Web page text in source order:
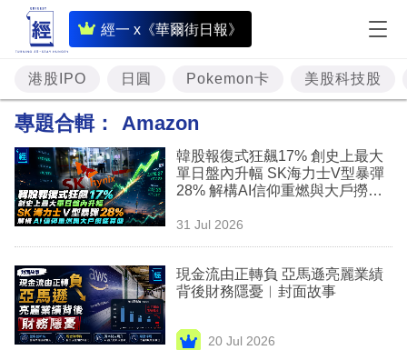
經一 x《華爾街日報》
即
時
財
經
題
投
資
樓
市
理
港股IPO 日圓 Pokemon卡 美股科技股
專題合輯： Amazon
韓股報復式狂飆17% 創史上最大
單日盤內升幅 SK海力士V型暴彈
28% 解構AI信仰重燃與大戶撈底
31 Jul 2026
現金流由正轉負 亞馬遜亮麗業績
背後財務隱憂︳封面故事
20 Jul 2026